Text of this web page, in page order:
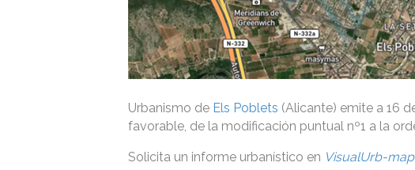
Urbanismo de Els Poblets (Alicante) emite a 16
favorable, de la modificación puntual nº1 a la
Solicita un informe urbanístico en VisualUrb-